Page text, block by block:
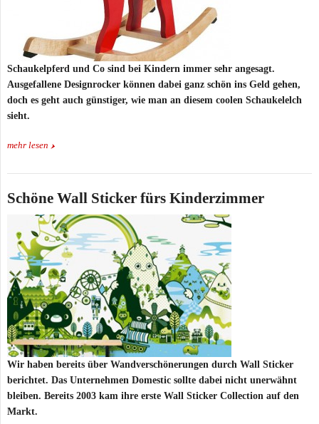
Schaukelpferd und Co sind bei Kindern immer sehr angesagt.
Ausgefallene Designrocker können dabei ganz schön ins Geld gehen,
doch es geht auch günstiger, wie man an diesem coolen Schaukelelch
sieht.
mehr lesen
Schöne Wall Sticker fürs Kinderzimmer
Wir haben bereits über Wandverschönerungen durch Wall Sticker
berichtet. Das Unternehmen Domestic sollte dabei nicht unerwähnt
bleiben. Bereits 2003 kam ihre erste Wall Sticker Collection auf den
Markt.